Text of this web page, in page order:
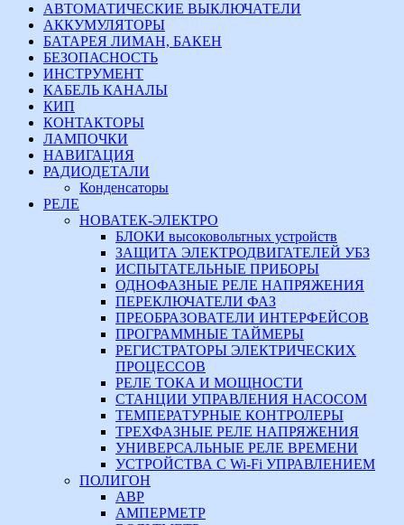
АВТОМАТИЧЕСКИЕ ВЫКЛЮЧАТЕЛИ
АККУМУЛЯТОРЫ
БАТАРЕЯ ЛИМАН, БАКЕН
БЕЗОПАСНОСТЬ
ИНСТРУМЕНТ
КАБЕЛЬ КАНАЛЫ
КИП
КОНТАКТОРЫ
ЛАМПОЧКИ
НАВИГАЦИЯ
РАДИОДЕТАЛИ
Конденсаторы
РЕЛЕ
НОВАТЕК-ЭЛЕКТРО
БЛОКИ высоковольтных устройств
ЗАЩИТА ЭЛЕКТРОДВИГАТЕЛЕЙ УБЗ
ИСПЫТАТЕЛЬНЫЕ ПРИБОРЫ
ОДНОФАЗНЫЕ РЕЛЕ НАПРЯЖЕНИЯ
ПЕРЕКЛЮЧАТЕЛИ ФАЗ
ПРЕОБРАЗОВАТЕЛИ ИНТЕРФЕЙСОВ
ПРОГРАММНЫЕ ТАЙМЕРЫ
РЕГИСТРАТОРЫ ЭЛЕКТРИЧЕСКИХ
ПРОЦЕССОВ
РЕЛЕ ТОКА И МОЩНОСТИ
СТАНЦИИ УПРАВЛЕНИЯ НАСОСОМ
ТЕМПЕРАТУРНЫЕ КОНТРОЛЕРЫ
ТРЕХФАЗНЫЕ РЕЛЕ НАПРЯЖЕНИЯ
УНИВЕРСАЛЬНЫЕ РЕЛЕ ВРЕМЕНИ
УСТРОЙСТВА С Wi-Fi УПРАВЛЕНИЕМ
ПОЛИГОН
АВР
АМПЕРМЕТР